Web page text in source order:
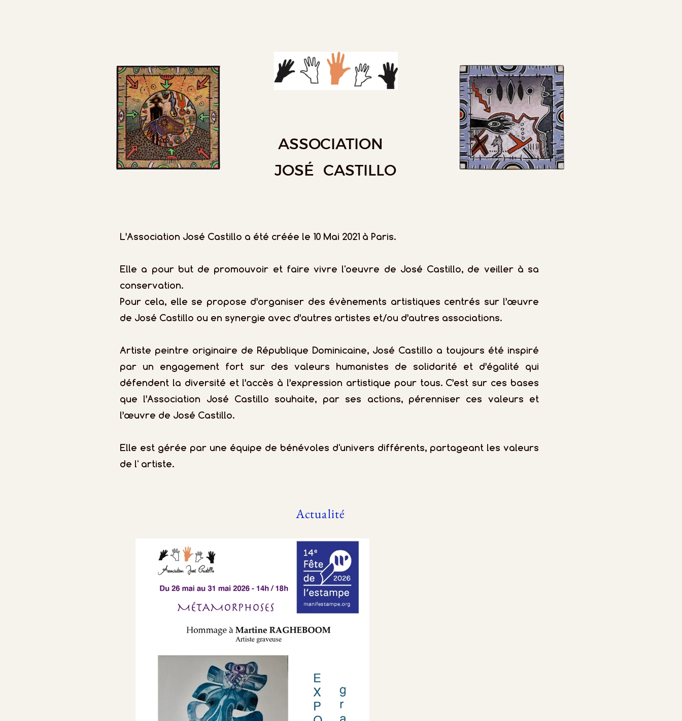
ASSOCIATION
JOSÉ CASTILLO
L’Association José Castillo a été créée le 10 Mai 2021 à Paris.
Elle a pour but de promouvoir et faire vivre l'oeuvre de José Castillo, de veiller à sa
conservation.
Pour cela, elle se propose d’organiser des évènements artistiques centrés sur l’œuvre
de José Castillo ou en synergie avec d’autres artistes et/ou d’autres associations.
Artiste peintre originaire de République Dominicaine, José Castillo a toujours été inspiré
par un engagement fort sur des valeurs humanistes de solidarité et d’égalité qui
défendent la diversité et l’accès à l’expression artistique pour tous. C’est sur ces bases
que l’Association José Castillo souhaite, par ses actions, pérenniser ces valeurs et
l’œuvre de José Castillo.
Elle est gérée par une équipe de bénévoles d'univers différents, partageant les valeurs
de l' artiste.
Actualité